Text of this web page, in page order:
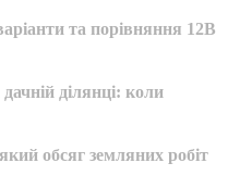
та порівняння 12В
ділянці: коли
обсяг земляних робіт